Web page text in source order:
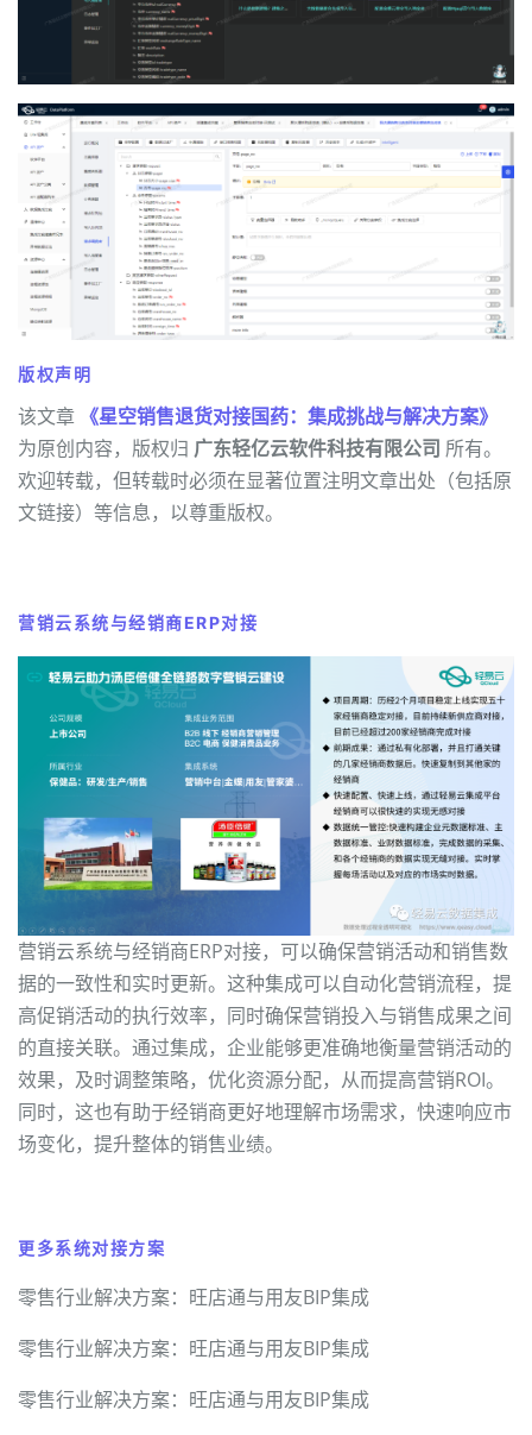
版权声明
该文章 《星空销售退货对接国药：集成挑战与解决方案》
为原创内容，版权归 广东轻亿云软件科技有限公司 所有。
欢迎转载，但转载时必须在显著位置注明文章出处（包括原
文链接）等信息，以尊重版权。
营销云系统与经销商ERP对接
营销云系统与经销商ERP对接，可以确保营销活动和销售数
据的一致性和实时更新。这种集成可以自动化营销流程，提
高促销活动的执行效率，同时确保营销投入与销售成果之间
的直接关联。通过集成，企业能够更准确地衡量营销活动的
效果，及时调整策略，优化资源分配，从而提高营销ROI。
同时，这也有助于经销商更好地理解市场需求，快速响应市
场变化，提升整体的销售业绩。
更多系统对接方案
零售行业解决方案：旺店通与用友BIP集成
零售行业解决方案：旺店通与用友BIP集成
零售行业解决方案：旺店通与用友BIP集成